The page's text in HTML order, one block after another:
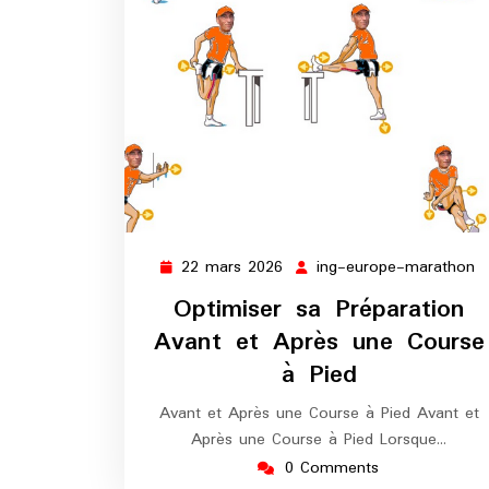
22 mars 2026 22
2026
ing-europe-marathon
Optimiser sa Préparation
Avant et Après une Course
à Pied
Avant et Après une Course à Pied Avant et
Après une Course à Pied Lorsque…
0 Comments